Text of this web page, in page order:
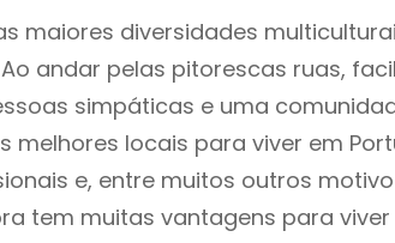
maiores diversidades
andar pelas pitorescas ruas,
simpáticas e uma
melhores locais para viver em
e, entre muitos outros
tem muitas vantagens para viver